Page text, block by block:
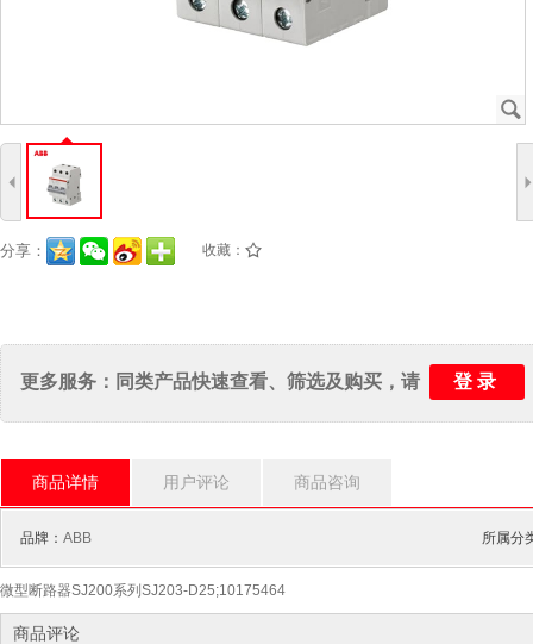
J
4
分享： 收藏： /
更多服务：同类产品快速查看、筛选及购买，请 登录
商品详情 用户评论 商品咨询
品牌： ABB 所属分
微型断路器SJ200系列SJ203-D25;10175464
商品评论